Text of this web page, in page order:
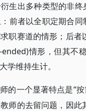
生出多种类型的非
前者以全职定期合
职赛道的情形；后
情形，但其不
学维持生计。
的一个显著特点是“
师的去留问题，因